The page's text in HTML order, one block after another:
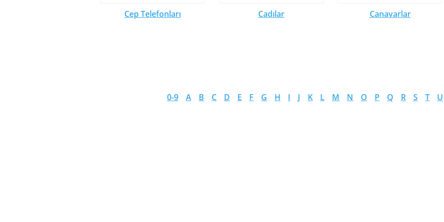
Cep Telefonları Cadılar Canavarlar
0-9 A B C D E F G H I J K L M N O P Q R S T U